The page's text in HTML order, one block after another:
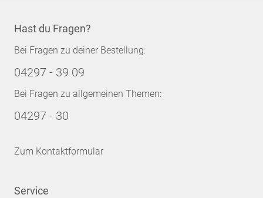
Hast du Fragen?
Bei Fragen zu deiner Bestellung:
04297 - 39 09
Bei Fragen zu allgemeinen Themen:
04297 - 30
Zum Kontaktformular
Service